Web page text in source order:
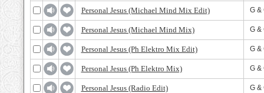
Personal Jesus (Michael Mind Mix Edit) G &
Personal Jesus (Michael Mind Mix) G &
Personal Jesus (Ph Elektro Mix Edit) G &
Personal Jesus (Ph Elektro Mix) G &
Personal Jesus (Radio Edit) G &